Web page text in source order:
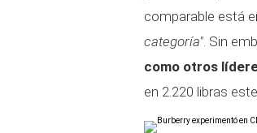
comparable está
categoría". Sin
como otros
en 2.220 libras